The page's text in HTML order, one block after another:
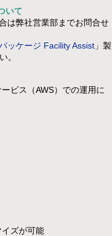
いて
は弊社営業部までお問合せ
ッケージ Facility Assist 」製
。
ビス（AWS）での運用に
ズが可能